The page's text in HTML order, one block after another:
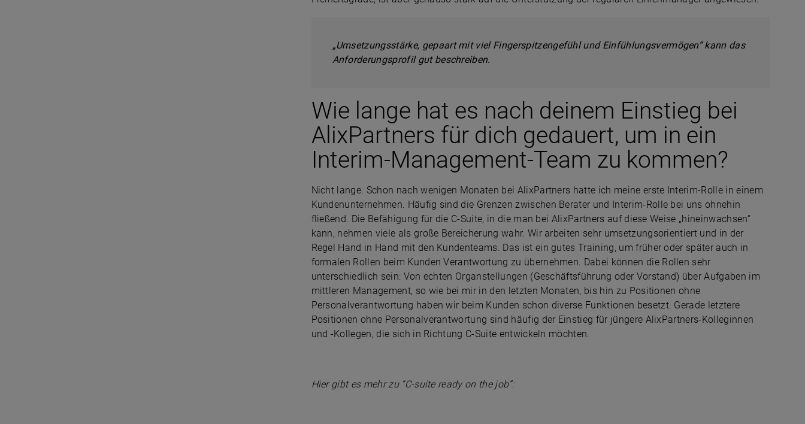
„Umsetzungsstärke, gepaart mit viel Fingerspitzengefühl und Einfühlungsvermögen“ kann das
Anforderungsprofil gut beschreiben.
Wie lange hat es nach deinem Einstieg bei
AlixPartners für dich gedauert, um in ein
Interim-Management-Team zu kommen?
Nicht lange. Schon nach wenigen Monaten bei AlixPartners hatte ich meine erste Interim-Rolle in einem
Kundenunternehmen. Häufig sind die Grenzen zwischen Berater und Interim-Rolle bei uns ohnehin
fließend. Die Befähigung für die C-Suite, in die man bei AlixPartners auf diese Weise „hineinwachsen“
kann, nehmen viele als große Bereicherung wahr. Wir arbeiten sehr umsetzungsorientiert und in der
Regel Hand in Hand mit den Kundenteams. Das ist ein gutes Training, um früher oder später auch in
formalen Rollen beim Kunden Verantwortung zu übernehmen. Dabei können die Rollen sehr
unterschiedlich sein: Von echten Organstellungen (Geschäftsführung oder Vorstand) über Aufgaben im
mittleren Management, so wie bei mir in den letzten Monaten, bis hin zu Positionen ohne
Personalverantwortung haben wir beim Kunden schon diverse Funktionen besetzt. Gerade letztere
Positionen ohne Personalverantwortung sind häufig der Einstieg für jüngere AlixPartners-Kolleginnen
und -Kollegen, die sich in Richtung C-Suite entwickeln möchten.
Hier gibt es mehr zu “C-suite ready on the job”: